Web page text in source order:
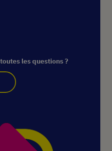
les questions ?